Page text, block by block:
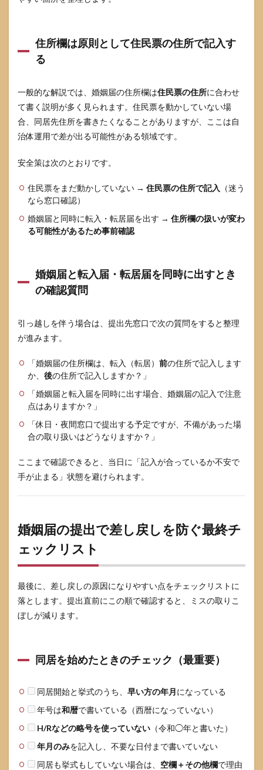
住所欄は原則として住民票の住所で記入す
る
一般的な解説では、婚姻届の住所欄は住民票の住所に合わせ
て書く説明が多く見られます。住民票を動かしていない場
合、同居先住所を書きたくなることがありますが、ここは自
治体運用で差が出る可能性がある領域です。
安全策は次のとおりです。
住民票をまだ動かしていない → 住民票の住所で記入
（迷う
なら窓口確認）
婚姻届と同時に転入・転居届を出す → 住所欄の扱いが変わ
る可能性があるため事前確認
婚姻届と転入届・転居届を同時に出すとき
の確認質問
引っ越しを伴う場合は、提出先窓口で次の質問をすると整理
が進みます。
「婚姻届の住所欄は、転入（転居） 前の住所で記入します
か、 後の住所で記入しますか？」
「婚姻届と転入届を同時に出す場合、婚姻届の記入で注意
点はありますか？」
「休日・夜間窓口で提出する予定ですが、不備があった場
合の取り扱いはどうなりますか？」
ここまで確認できると、当日に「記入が合っているか不安で
手が止まる」状態を避けられます。
婚姻届の提出で差し戻しを防ぐ最終チ
ェックリスト
最後に、差し戻しの原因になりやすい点をチェックリストに
落とします。提出直前にこの順で確認すると、ミスの取りこ
ぼしが減ります。
同居を始めたときのチェック（最重要）
同居開始と挙式のうち、 早い方の年月になっている
年号は和暦で書いている（西暦になっていない）
H/Rなどの略号を使っていない （令和◯年と書いた）
年月のみを記入し、不要な日付まで書いていない
同居も挙式もしていない場合は、 空欄＋その他欄で理由